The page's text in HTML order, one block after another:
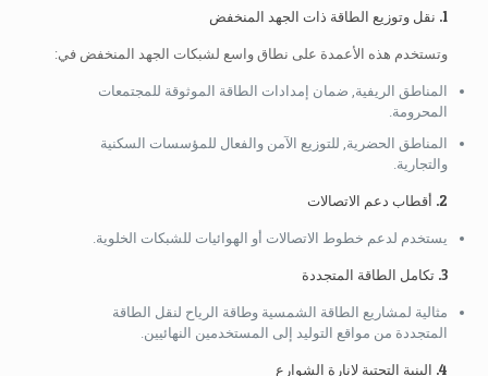
1. نقل وتوزيع الطاقة ذات الجهد المنخفض
وتستخدم هذه الأعمدة على نطاق واسع لشبكات الجهد المنخفض في:
المناطق الريفية, ضمان إمدادات الطاقة الموثوقة للمجتمعات
المحرومة.
المناطق الحضرية, للتوزيع الآمن والفعال للمؤسسات السكنية
والتجارية.
2. أقطاب دعم الاتصالات
يستخدم لدعم خطوط الاتصالات أو الهوائيات للشبكات الخلوية.
3. تكامل الطاقة المتجددة
مثالية لمشاريع الطاقة الشمسية وطاقة الرياح لنقل الطاقة
المتجددة من مواقع التوليد إلى المستخدمين النهائيين.
4. البنية التحتية لإنارة الشوارع